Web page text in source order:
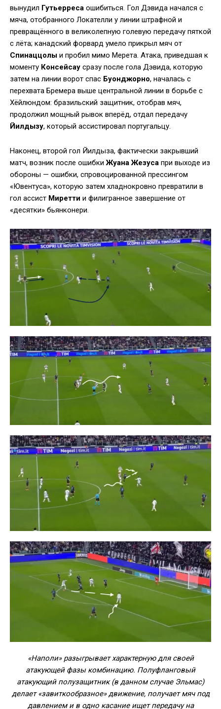
вынудил Гутьерреса ошибиться. Гол Дэвида начался с
мяча, отобранного Локателли у линии штрафной и
превращённого в великолепную голевую передачу пяткой
с лёта; канадский форвард умело прикрыл мяч от
Спинаццолы и пробил мимо Мерета. Атака, приведшая к
моменту Консейсау сразу после гола Дэвида, которую
затем на линии ворот спас Буонджорно, началась с
перехвата Бремера выше центральной линии в борьбе с
Хёйлюндом: бразильский защитник, отобрав мяч,
продолжил мощный рывок вперёд, отдал передачу
Йилдызу, который ассистировал португальцу.
Наконец, второй гол Йилдыза, фактически закрывший
матч, возник после ошибкиЖуана Жезуса при выходе из
обороны — ошибки, спровоцированной прессингом
«Ювентуса», которую затем хладнокровно превратили в
гол ассист Миретти и филигранное завершение от
«десятки» бьянконери.
«Наполи» разыгрывает характерную для своей
атакующей фазы комбинацию. Полуфланговый
атакующий полузащитник (в данном случае Эльмас)
делает «завиткообразное» движение, получает мяч под
давлением и в одно касание ищет передачу на